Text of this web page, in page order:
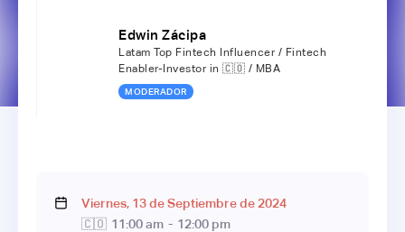
Edwin Zácipa
Latam Top Fintech Influencer / Fintech
Enabler-Investor in 🇨🇴 / MBA
MODERADOR
Viernes, 13deSeptiembrede 2024
🇨🇴 11:00 am - 12:00 pm